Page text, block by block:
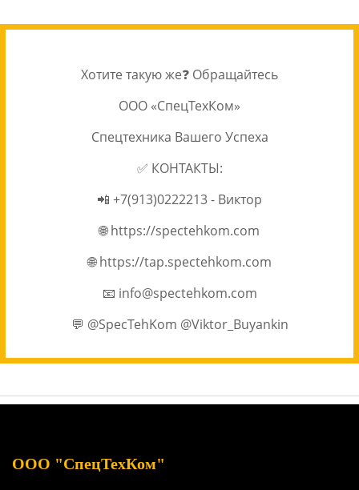
Хотите такую же❓ Обращайтесь
ООО «СпецТехКом»
Спецтехника Вашего Успеха
✅ КОНТАКТЫ:
📲 +7(913)0222213 - Виктор
🌐 https://spectehkom.com
🌐 https://tap.spectehkom.com
📧 info@spectehkom.com
💬 @SpecTehKom @Viktor_Buyankin
ООО "СпецТехКом"